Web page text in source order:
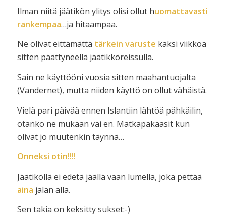
Ilman niitä jäätikön ylitys olisi ollut huomattavasti
rankempaa…ja hitaampaa.
Ne olivat eittämättä tärkein varuste kaksi viikkoa
sitten päättyneellä jäätikköreissulla.
Sain ne käyttööni vuosia sitten maahantuojalta
(Vandernet), mutta niiden käyttö on ollut vähäistä.
Vielä pari päivää ennen Islantiin lähtöä pähkäilin,
otanko ne mukaan vai en. Matkapakaasit kun
olivat jo muutenkin täynnä…
Onneksi otin!!!!
Jäätiköllä ei edetä jäällä vaan lumella, joka pettää
aina jalan alla.
Sen takia on keksitty sukset:-)